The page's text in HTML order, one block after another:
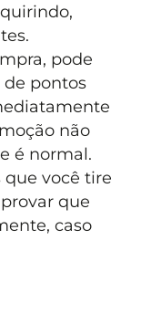
pode
pontos
não
é normal.
você tire
que
caso